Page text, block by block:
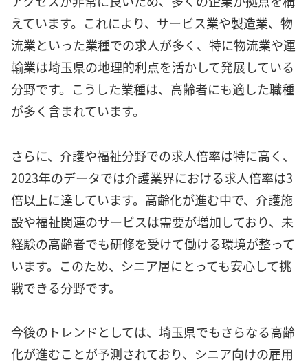
えています。これにより、サービス業や製造業、物
流業といった業種での求人が多く、特に物流業や運
輸業は埼玉県の地理的利点を活かして発展している
分野です。こうした業種は、高齢者にも適した職種
が多く含まれています。
さらに、介護や福祉分野での求人倍率は特に高く、
2023年のデータでは介護業界における求人倍率は3
倍以上に達しています。高齢化が進む中で、介護施
設や福祉関連のサービスは需要が増加しており、未
経験の高齢者でも研修を受けて働ける環境が整って
います。このため、シニア層にとっても安心して挑
戦できる分野です。
今後のトレンドとしては、埼玉県でもさらなる高齢
化が進むことが予測されており、シニア向けの雇用